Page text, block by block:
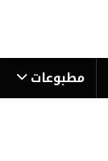
مطبوعات